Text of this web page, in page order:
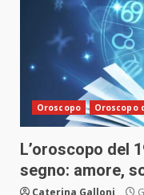
Oroscopo Oroscopo
L’oroscopo del
segno: amore,